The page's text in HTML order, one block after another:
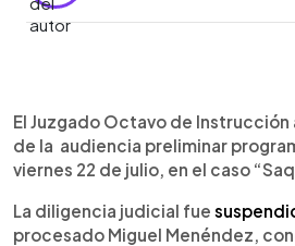
Escuchar artículo
El Juzgado Octavo de Instrucción
de la audiencia preliminar
viernes 22 de julio, en el caso
La diligencia judicial fue
procesado Miguel Menéndez,